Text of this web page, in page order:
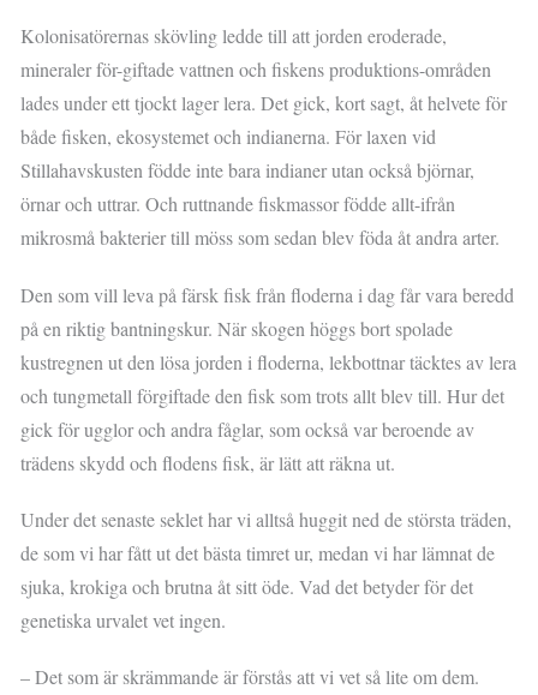
Kolonisatörernas skövling ledde till att jorden eroderade,
mineraler för-giftade vattnen och fiskens produktions-områden
lades under ett tjockt lager lera. Det gick, kort sagt, åt helvete för
både fisken, ekosystemet och indianerna. För laxen vid
Stillahavskusten födde inte bara indianer utan också björnar,
örnar och uttrar. Och ruttnande fiskmassor födde allt-ifrån
mikrosmå bakterier till möss som sedan blev föda åt andra arter.
Den som vill leva på färsk fisk från floderna i dag får vara beredd
på en riktig bantningskur. När skogen höggs bort spolade
kustregnen ut den lösa jorden i floderna, lekbottnar täcktes av lera
och tungmetall förgiftade den fisk som trots allt blev till. Hur det
gick för ugglor och andra fåglar, som också var beroende av
trädens skydd och flodens fisk, är lätt att räkna ut.
Under det senaste seklet har vi alltså huggit ned de största träden,
de som vi har fått ut det bästa timret ur, medan vi har lämnat de
sjuka, krokiga och brutna åt sitt öde. Vad det betyder för det
genetiska urvalet vet ingen.
– Det som är skrämmande är förstås att vi vet så lite om dem.